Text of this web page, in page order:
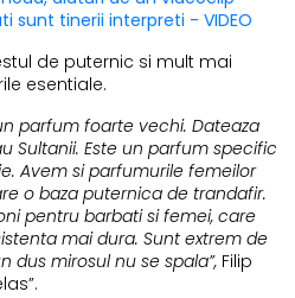
sunt tinerii interpreti - VIDEO
de puternic si mult mai
esentiale.
parfum foarte vechi. Dateaza
Sultanii. Este un parfum specific
Avem si parfumurile femeilor
o baza puternica de trandafir.
pentru barbati si femei, care
mai dura. Sunt extrem de
dus mirosul nu se spala”, Filip